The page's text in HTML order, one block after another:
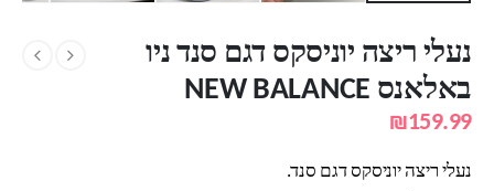
נעלי ריצה יוניסקס דגם סנד ניו
באלאנס NEW BALANCE
₪159.99
נעלי ריצה יוניסקס דגם סנד.